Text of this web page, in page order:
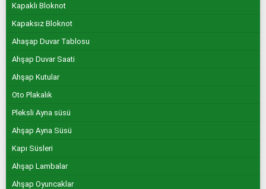
Kapaklı Bloknot
Kapaksız Bloknot
Ahaşap Duvar Tablosu
Ahşap Duvar Saati
Ahşap Kutular
Oto Plakalık
Pleksli Ayna süsü
Ahşap Ayna Süsü
Kapı Süsleri
Ahşap Lambalar
Ahşap Oyuncaklar